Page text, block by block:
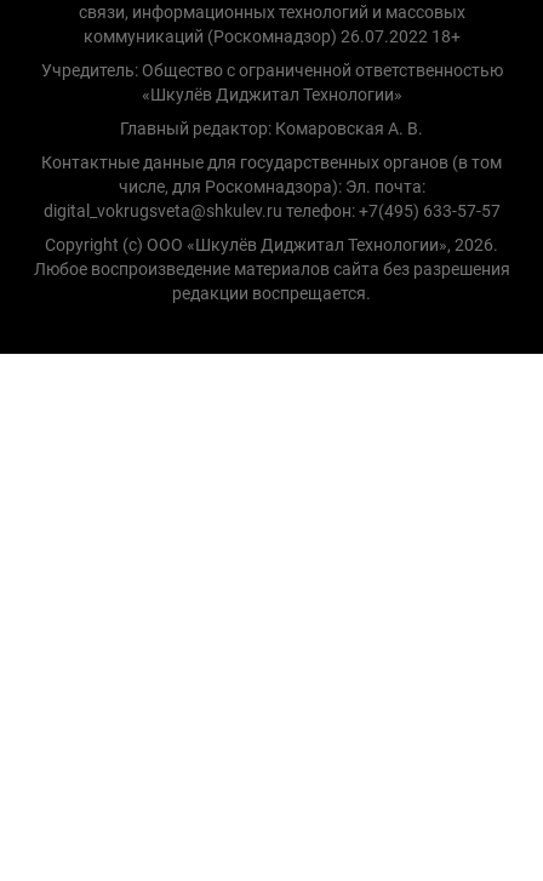
связи, информационных технологий и массовых
коммуникаций (Роскомнадзор) 26.07.2022 18+
Учредитель: Общество с ограниченной ответственностью
«Шкулёв Диджитал Технологии»
Главный редактор: Комаровская А. В.
Контактные данные для государственных органов (в том
числе, для Роскомнадзора): Эл. почта:
digital_vokrugsveta@shkulev.ru телефон: +7(495) 633-57-57
Copyright (с) ООО «Шкулёв Диджитал Технологии», 2026.
Любое воспроизведение материалов сайта без разрешения
редакции воспрещается.